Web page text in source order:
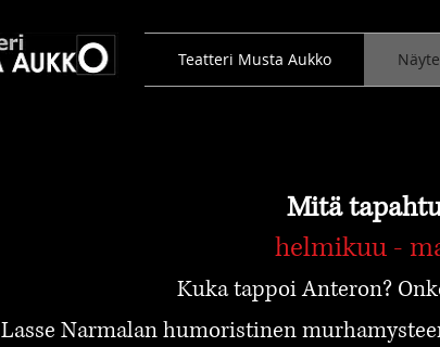
Teatteri Musta Aukko
Mitä
helmikuu -
Kuka tappoi Anteron?
Lasse Narmalan humoristinen